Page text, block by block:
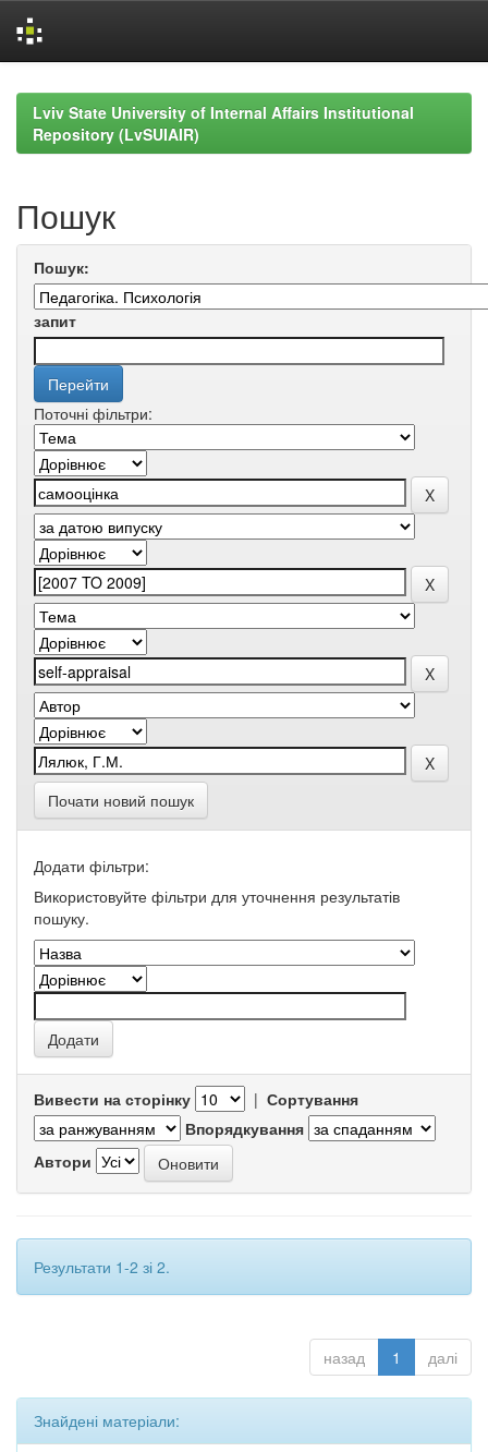
navigationLviv State University of Internal Affairs Institutional
Repository (LvSUIAIR)
Пошук
Пошук:
запит
Поточні фільтри:
Почати новий пошук
Додати фільтри:
Використовуйте фільтри для уточнення результатів
пошуку.
Вивести на сторінку | Сортування
Впорядкування
Автори
Результати 1-2 зі 2.
назад 1 далі
Знайдені матеріали: